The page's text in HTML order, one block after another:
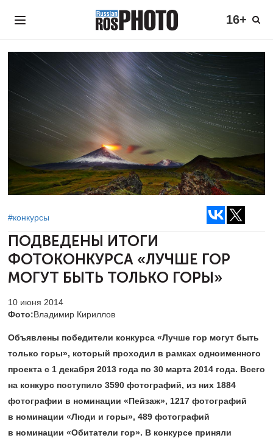
16+
#конкурсы
ПОДВЕДЕНЫ ИТОГИ
ФОТОКОНКУРСА «ЛУЧШЕ ГОР
МОГУТ БЫТЬ ТОЛЬКО ГОРЫ»
10 июня 2014
Фото:Владимир Кириллов
Объявлены победители конкурса «Лучше гор могут быть
только горы», который проходил в рамках одноименного
проекта с 1 декабря 2013 года по 30 марта 2014 года. Всего
на конкурс поступило 3590 фотографий, из них 1884
фотографии в номинации «Пейзаж», 1217 фотографий
в номинации «Люди и горы», 489 фотографий
в номинации «Обитатели гор». В конкурсе приняли